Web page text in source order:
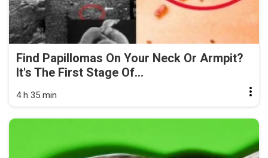
Find Papillomas On Your Neck Or Armpit?
It's The First Stage Of...
4 h 35 min